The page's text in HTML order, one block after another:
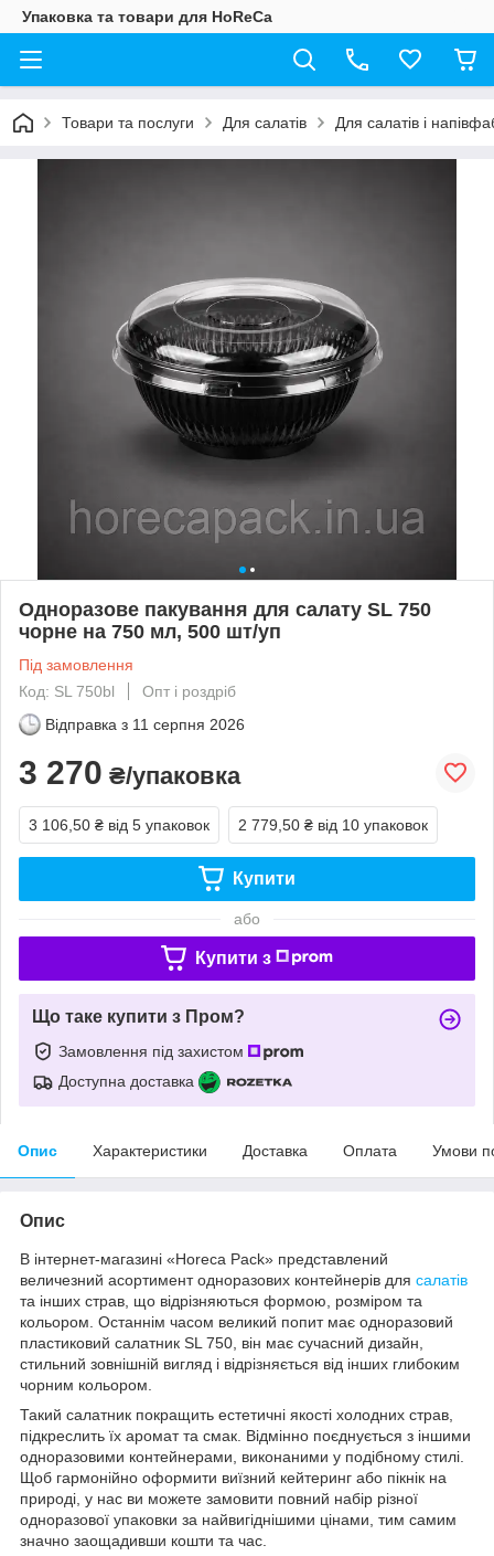
Упаковка та товари для HoReCa
Товари та послуги Для салатів Для салатів і
Одноразове пакування для салату SL 750
чорне на 750 мл, 500 шт/уп
Під замовлення
Код: SL 750bl
Опт і роздріб
Відправка з 11 серпня 2026
3 270 ₴/упаковка
3 106,50 ₴ від 5 упаковок 2 779,50 ₴ від 10 упаковок
Купити
або
Купити з
Що таке купити з Пром?
Замовлення під захистом
Доступна доставка
Опис Характеристики Доставка Оплата Умови
Опис
В інтернет-магазині «Horeca Pack» представлений
величезний асортимент одноразових контейнерів для салатів
та інших страв, що відрізняються формою, розміром та
кольором. Останнім часом великий попит має одноразовий
пластиковий салатник SL 750, він має сучасний дизайн,
стильний зовнішній вигляд і відрізняється від інших глибоким
чорним кольором.
Такий салатник покращить естетичні якості холодних страв,
підкреслить їх аромат та смак. Відмінно поєднується з іншими
одноразовими контейнерами, виконаними у подібному стилі.
Щоб гармонійно оформити виїзний кейтеринг або пікнік на
природі, у нас ви можете замовити повний набір різної
одноразової упаковки за найвигіднішими цінами, тим самим
значно заощадивши кошти та час.